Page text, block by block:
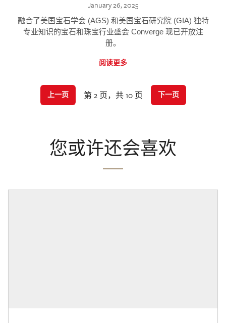
January 26, 2025
融合了美国宝石学会 (AGS) 和美国宝石研究院 (GIA) 独特
专业知识的宝石和珠宝行业盛会 Converge 现已开放注
册。
阅读更多
上一页 第 2 页，共 10 页 下一页
您或许还会喜欢